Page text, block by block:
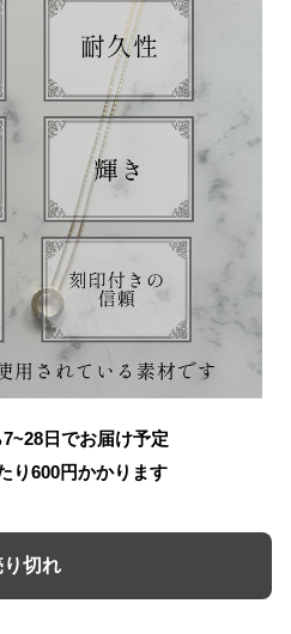
日でお届け予定
り600円かかります
り切れ